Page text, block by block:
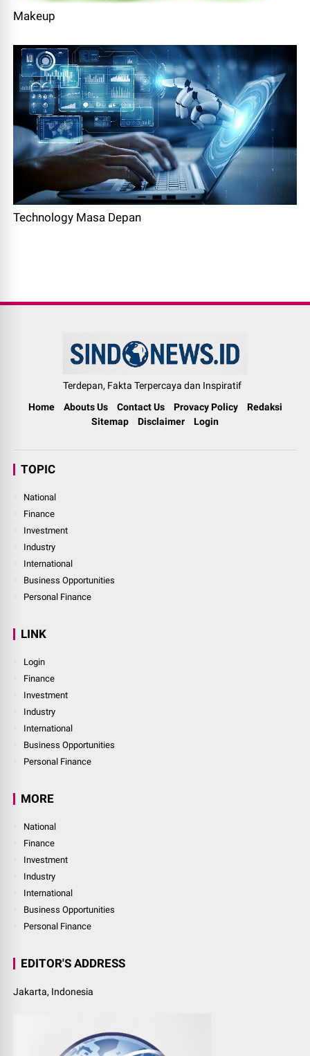
Makeup
Technology Masa Depan
Terdepan, Fakta Terpercaya dan Inspiratif
Home
Abouts Us Contact Us Provacy Policy
Redaksi
Sitemap
Disclaimer Login
TOPIC
National
Finance
Investment
Industry
International
Business Opportunities
Personal Finance
LINK
Login
Finance
Investment
Industry
International
Business Opportunities
Personal Finance
MORE
National
Finance
Investment
Industry
International
Business Opportunities
Personal Finance
EDITOR'S ADDRESS
Jakarta, Indonesia